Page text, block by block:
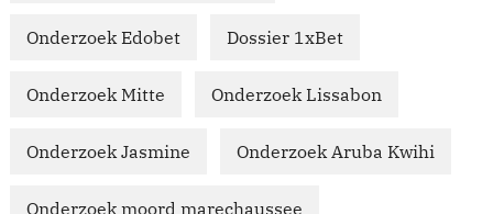
Onderzoek Edobet Dossier 1xBet
Onderzoek Mitte Onderzoek Lissabon
Onderzoek Jasmine Onderzoek Aruba Kwihi
Onderzoek moord marechaussee